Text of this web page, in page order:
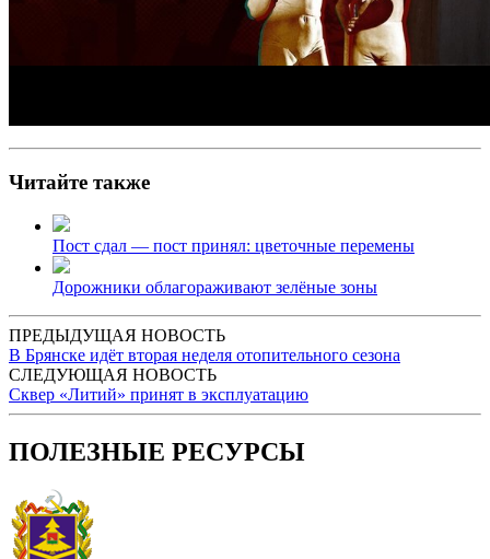
Читайте также
Пост сдал — пост принял: цветочные перемены
Дорожники облагораживают зелёные зоны
ПРЕДЫДУЩАЯ НОВОСТЬ
В Брянске идёт вторая неделя отопительного сезона
СЛЕДУЮЩАЯ НОВОСТЬ
Сквер «Литий» принят в эксплуатацию
ПОЛЕЗНЫЕ РЕСУРСЫ